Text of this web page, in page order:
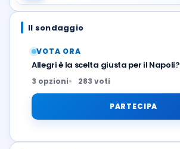
Il sondaggio
VOTA ORA
Allegri è la scelta giusta per il Napoli?
3 opzioni 283 voti
PARTECIPA